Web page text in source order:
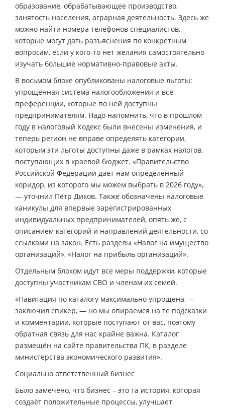
образование, обрабатывающее производство,
занятость населения, аграрная деятельность. Здесь же
можно найти номера телефонов специалистов,
которые могут дать разъяснения по конкретным
вопросам, если у кого-то нет желания самостоятельно
изучать большие нормативно-правовые акты.
В восьмом блоке опубликованы налоговые льготы:
упрощённая система налогообложения и все
преференции, которые по ней доступны
предпринимателям. Надо напомнить, что в прошлом
году в налоговый Кодекс были внесены изменения, и
теперь регион не вправе определять категории,
которым эти льготы доступны даже в рамках налогов,
поступающих в краевой бюджет. «Правительство
Российской Федерации даёт нам определённый
коридор, из которого мы можем выбрать в 2026 году»,
— уточнил Пётр Диков. Также обозначены налоговые
каникулы для впервые зарегистрированных
индивидуальных предпринимателей, опять же, с
описанием категорий и направлений деятельности, со
ссылками на закон. Есть разделы «Налог на имущество
организаций», «Налог на прибыль организаций».
Отдельным блоком идут все меры поддержки, которые
доступны участникам СВО и членам их семей.
«Навигация по каталогу максимально упрощена, —
заключил спикер, — но мы опираемся на те подсказки
и комментарии, которые поступают от вас, поэтому
обратная связь для нас крайне важна. Каталог
размещён на сайте правительства ПК, в разделе
министерства экономического развития».
Социально ответственный бизнес
Было замечено, что бизнес – это та история, которая
создаёт положительные процессы, улучшает